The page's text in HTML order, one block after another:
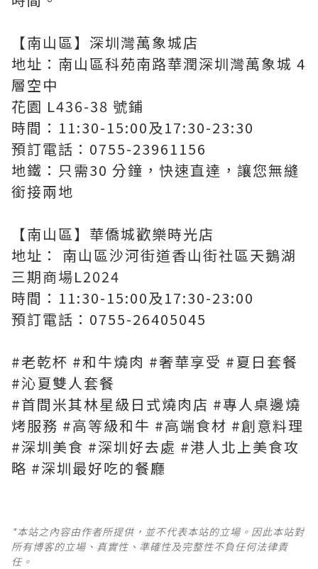
【南山區】深圳灣萬象城店
地址：南山區科苑南路華潤深圳灣萬象城 4
層空中
花園 L436-38 號鋪
時間：11:30-15:00及17:30-23:30
預訂電話：0755-23961156
地鐵：只需30 分鐘，快速直達，讓您無縫
銜接兩地
【南山區】華僑城歡樂時光店
地址： 南山區沙河街道香山街社區天鵝湖
三期商場L2024
時間：11:30-15:00及17:30-23:00
預訂電話：0755-26405045
#老乾杯 #和牛燒肉 #奢華享受 #夏日套餐
#沁夏雙人套餐
#首間米其林星級日式燒肉店 #專人桌邊燒
烤服務 #高等級和牛 #高端食材 #創意料理
#深圳美食 #深圳好去處 #港人北上美食攻
略 #深圳最好吃的餐廳
*本站之內容由作者所提供，並不代表本站的立場。因此本站對
所有博客的立場、真實性、準確性及完整性不負任何法律責
任。